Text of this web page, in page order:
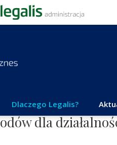
Dlaczego Legalis?
dla